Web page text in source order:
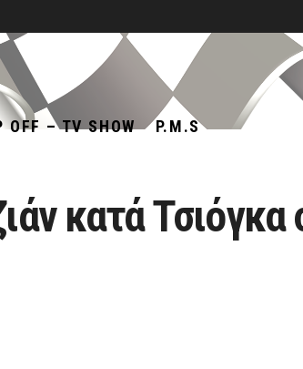
OFF – TV SHOW P.M.S
κατά Τσιόγκα